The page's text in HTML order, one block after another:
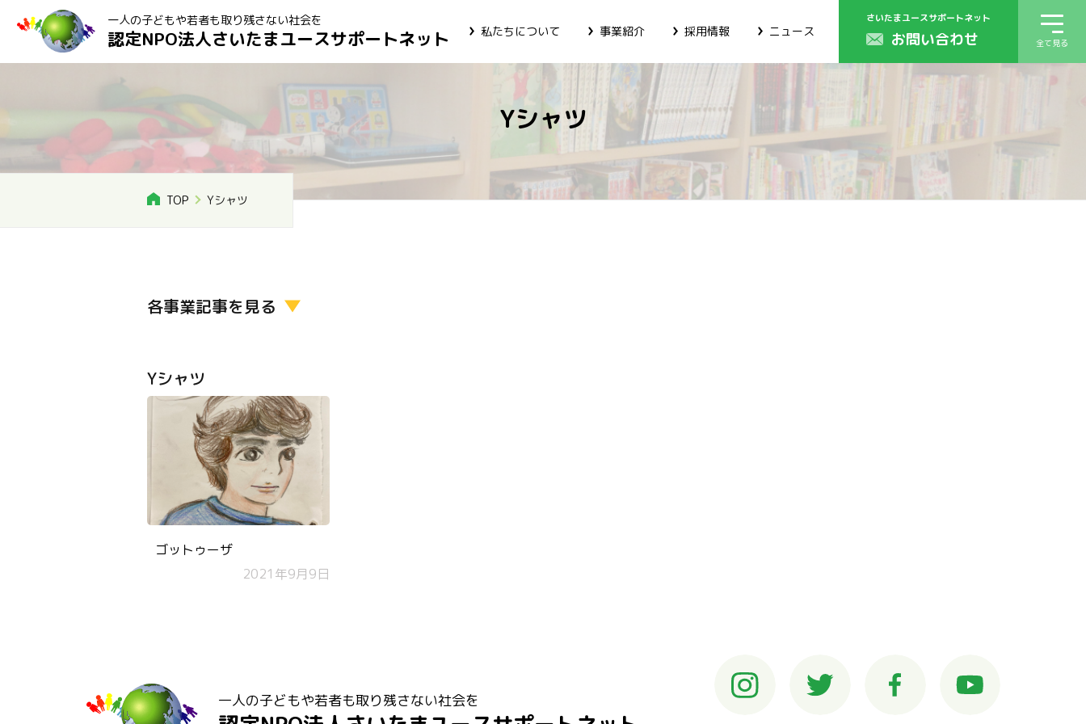
一人の子どもや若者も取り残さない社会を
認定NPO法人さいたまユースサポートネット 私たちについて 事業紹介 採用情報 ニュース
さいたまユースサポートネット
お問い合わせ 全て見る
Yシャツ
TOP Yシャツ
各事業記事を見る
Yシャツ
ゴットゥーザ
2021年9月9日
一人の子どもや若者も取り残さない社会を